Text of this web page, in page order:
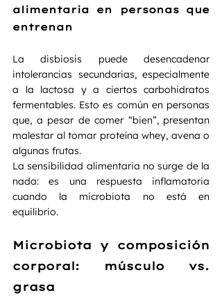
alimentaria en personas que
entrenan
La disbiosis puede desencadenar
intolerancias secundarias, especialmente
a la lactosa y a ciertos carbohidratos
fermentables. Esto es común en personas
que, a pesar de comer “bien”, presentan
malestar al tomar proteína whey, avena o
algunas frutas.
La sensibilidad alimentaria no surge de la
nada: es una respuesta inflamatoria
cuando la microbiota no está en
equilibrio.
Microbiota y composición
corporal: músculo vs.
grasa